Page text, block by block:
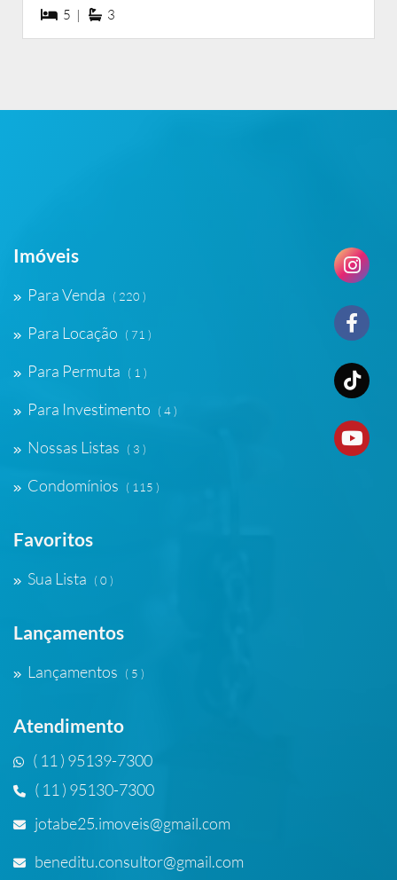
5 dormiórios
5 | 3 suítes
3
Imóveis
Para Venda ( 220 )
Para Locação ( 71 )
Para Permuta ( 1 )
Para Investimento ( 4 )
Nossas Listas ( 3 )
Condomínios ( 115 )
Favoritos
Sua Lista ( 0 )
Lançamentos
Lançamentos ( 5 )
Atendimento
( 11 ) 95139-7300
( 11 ) 95130-7300
jotabe25.imoveis@gmail.com
beneditu.consultor@gmail.com